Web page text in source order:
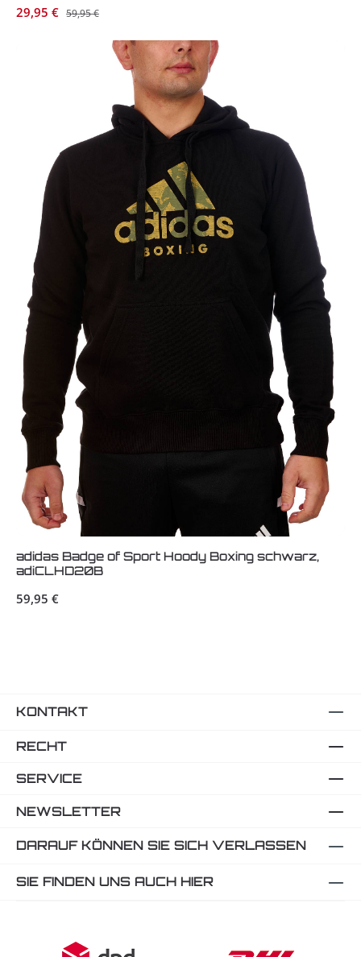
Verkaufspreis:
29,95 € Regulärer Preis:
59,95 €
adidas Badge of Sport Hoody Boxing schwarz,
adiCLHD20B
Regulärer Preis:
59,95 €
KONTAKT
RECHT
SERVICE
NEWSLETTER
DARAUF KÖNNEN SIE SICH VERLASSEN
SIE FINDEN UNS AUCH HIER